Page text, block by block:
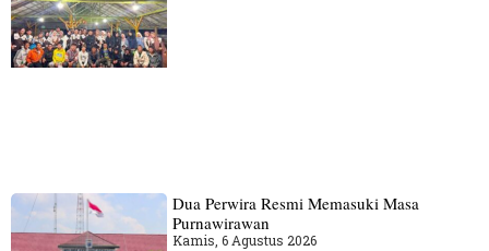
Dua Perwira Resmi Memasuki Masa
Purnawirawan
Kamis, 6 Agustus 2026